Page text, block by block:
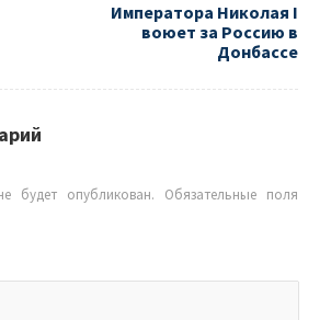
Императора Николая I
воюет за Россию в
Донбассе
будет опубликован.
Обязательные поля